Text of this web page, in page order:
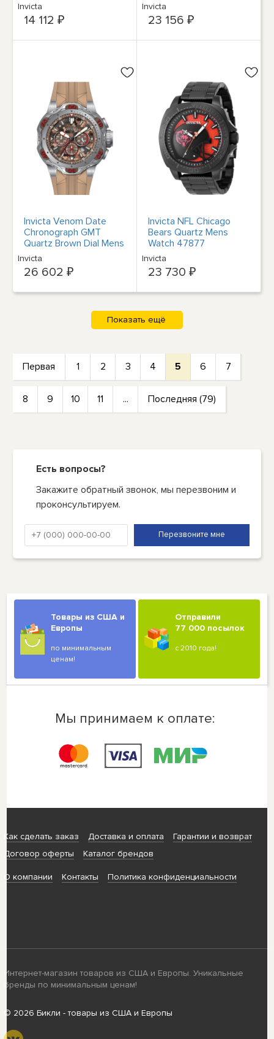
Invicta
14 112 ₽
Invicta
23 156 ₽
Invicta Venom Date
Chronograph GMT
Quartz Brown Dial Mens
Watch 47761
Invicta
26 602 ₽
Invicta NFL Chicago
Bears Quartz Mens
Watch 47877
Invicta
23 730 ₽
Первая 1 2 3 4 5 6 7
8 9 10 11 ... Последняя (79)
Есть вопросы?
Закажите обратный звонок, мы перезвоним и
проконсультируем.
Товары из США и
Европы
по минимальным
ценам!
Отправили
77 000 посылок
с 2010 года!
Мы принимаем к оплате:
Как сделать заказ Доставка и оплата
Гарантии и возврат
Договор оферты
Каталог брендов
О компании Контакты Политика конфиденциальности
Интернет-магазин товаров из США и Европы. Уникальные
бренды по минимальным ценам!
© 2026 Бикли - товары из США и Европы